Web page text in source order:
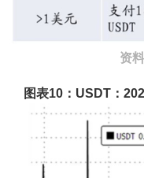
资
图表10：USDT：